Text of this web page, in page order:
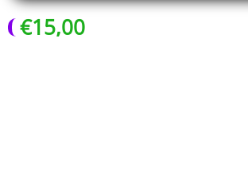
€15,00